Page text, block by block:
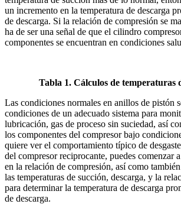
un incremento en la temperatura de descarga
de descarga. Si la relación de compresión se
ha de ser una señal de que el cilindro
componentes se encuentran en condiciones
Tabla 1. Cálculos de temperaturas
Las condiciones normales en anillos de pistón
condiciones de un adecuado sistema para
lubricación, gas de proceso sin suciedad, así
los componentes del compresor bajo
quiere ver el comportamiento típico de
del compresor reciprocante, puedes comenzar
en la relación de compresión, así como
las temperaturas de succión, descarga, y la
para determinar la temperatura de descarga
de descarga.